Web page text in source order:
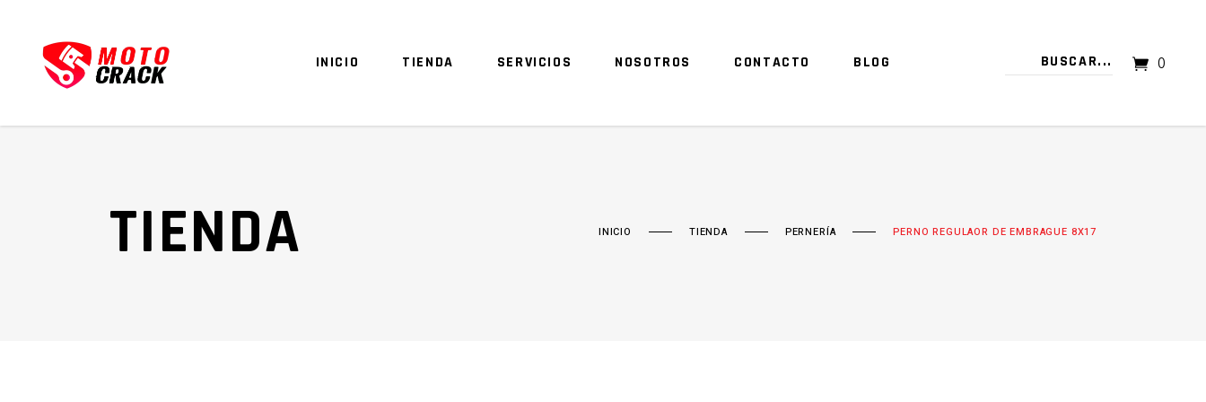
INICIO TIENDA SERVICIOS NOSOTROS CONTACTO BLOG 0
TU CARRITO ESTÁ VACÍO.
TIENDA INICIO TIENDA PERNERÍA PERNO REGULAOR DE EMBRAGUE 8X17